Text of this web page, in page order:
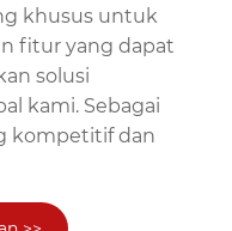
khusus untuk
fitur yang dapat
solusi
kami. Sebagai
kompetitif dan